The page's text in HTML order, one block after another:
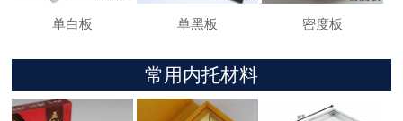
单白板 单黑板 密度板
常用内托材料